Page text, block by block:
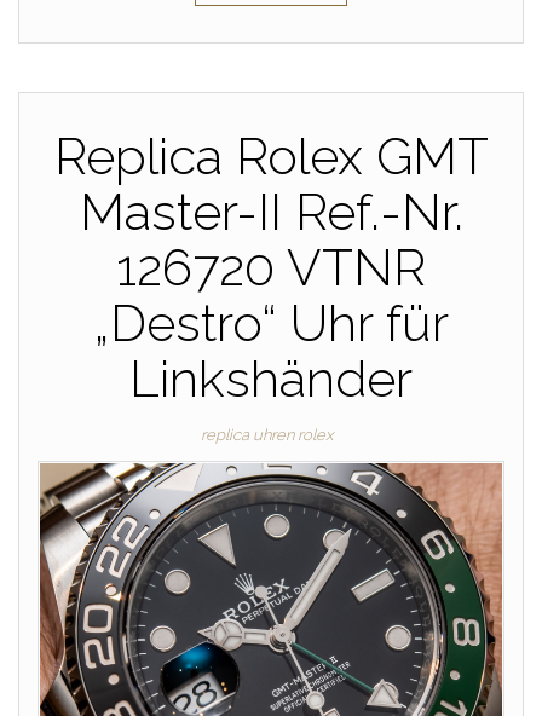
Replica Rolex GMT
Master-II Ref.-Nr.
126720 VTNR
„Destro“ Uhr für
Linkshänder
replica uhren rolex